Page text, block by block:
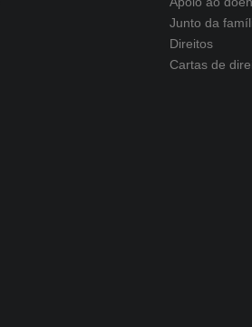
Junto da
Direitos
Cartas de